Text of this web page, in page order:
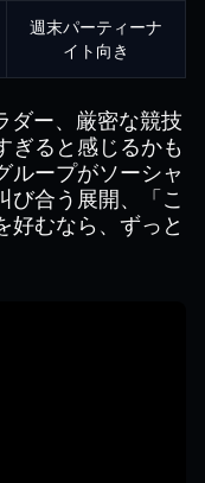
週末パーティーナ
イト向き
ダー、厳密な競技
ぎると感じるかも
ループがソーシャ
び合う展開、「こ
好むなら、ずっと